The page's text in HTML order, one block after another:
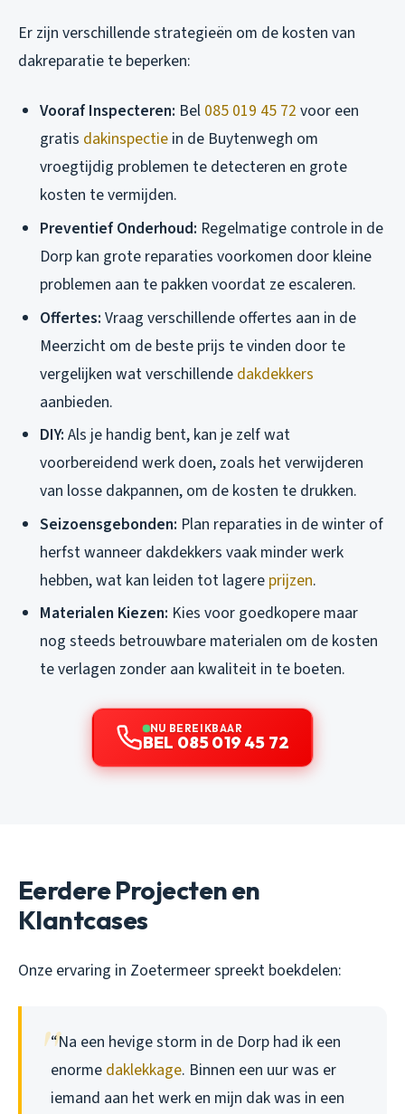
Er zijn verschillende strategieën om de kosten van
dakreparatie te beperken:
Vooraf Inspecteren: Bel 085 019 45 72 voor een
gratis dakinspectie in de Buytenwegh om
vroegtijdig problemen te detecteren en grote
kosten te vermijden.
Preventief Onderhoud: Regelmatige controle in de
Dorp kan grote reparaties voorkomen door kleine
problemen aan te pakken voordat ze escaleren.
Offertes: Vraag verschillende offertes aan in de
Meerzicht om de beste prijs te vinden door te
vergelijken wat verschillende dakdekkers
aanbieden.
DIY: Als je handig bent, kan je zelf wat
voorbereidend werk doen, zoals het verwijderen
van losse dakpannen, om de kosten te drukken.
Seizoensgebonden: Plan reparaties in de winter of
herfst wanneer dakdekkers vaak minder werk
hebben, wat kan leiden tot lagere prijzen.
Materialen Kiezen: Kies voor goedkopere maar
nog steeds betrouwbare materialen om de kosten
te verlagen zonder aan kwaliteit in te boeten.
NU BEREIKBAAR
BEL 085 019 45 72
Eerdere Projecten en
Klantcases
Onze ervaring in Zoetermeer spreekt boekdelen:
“Na een hevige storm in de Dorp had ik een
enorme daklekkage. Binnen een uur was er
iemand aan het werk en mijn dak was in een